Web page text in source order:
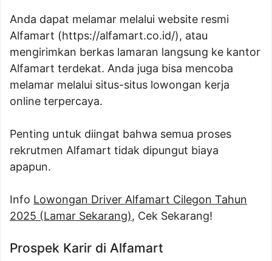
Anda dapat melamar melalui website resmi
Alfamart (https://alfamart.co.id/), atau
mengirimkan berkas lamaran langsung ke kantor
Alfamart terdekat. Anda juga bisa mencoba
melamar melalui situs-situs lowongan kerja
online terpercaya.
Penting untuk diingat bahwa semua proses
rekrutmen Alfamart tidak dipungut biaya
apapun.
Info Lowongan Driver Alfamart Cilegon Tahun
2025 (Lamar Sekarang), Cek Sekarang!
Prospek Karir di Alfamart